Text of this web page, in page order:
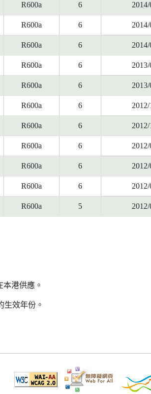
R600a 6
R600a 6
R600a 6
R600a 6
R600a 6
R600a 6
R600a 6
R600a 6
R600a 6
R600a 6
R600a 5
港供應。
生效年份。